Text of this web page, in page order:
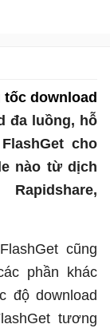
tốc download
đa luồng, hỗ
cho
nào từ dịch
Rapidshare,
cũng
phần khác
độ download
tương